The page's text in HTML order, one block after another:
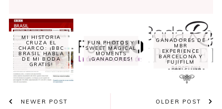
MI HISTORIA
CRUZA EL
CHARCO: ¡BBC
BRASIL HABLA
DE MI BODA
GRATIS!
FUN PHOTOS Y
SWEET MAGICAL
MOMENTS
¡GANADORES!
GANADORES DE
MBR
EXPERIENCE
BARCELONA Y
FUJIFILM
NEWER POST OLDER POST